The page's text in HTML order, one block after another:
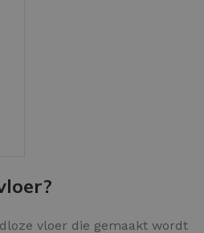
vloer die gemaakt wordt